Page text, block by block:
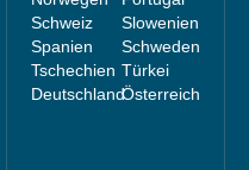
Schweiz
Slowenien
Spanien
Schweden
Tschechien Türkei
DeutschlandÖsterreich